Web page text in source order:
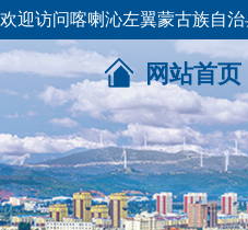
欢迎访问喀喇沁左翼蒙古族自治
网站首页